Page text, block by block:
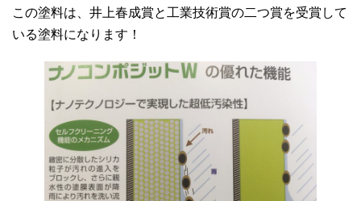
この塗料は、井上春成賞と工業技術賞の二つ賞を受賞して
いる塗料になります！